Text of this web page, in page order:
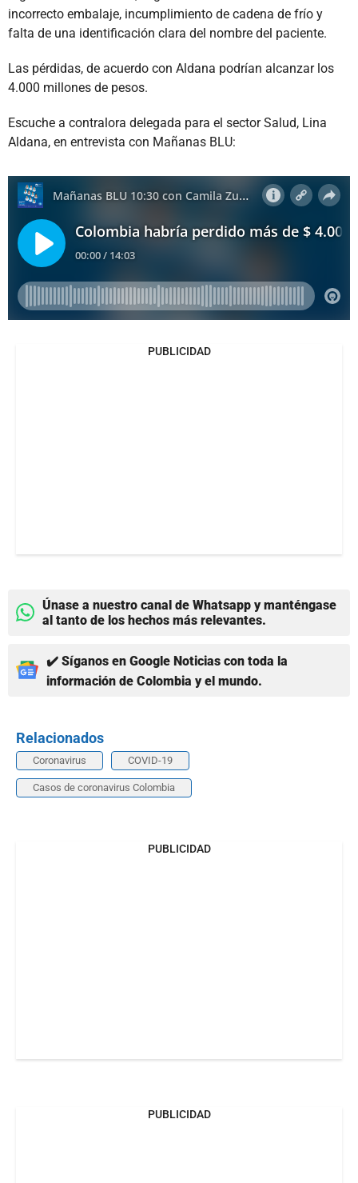
incorrecto embalaje, incumplimiento de cadena de frío y
falta de una identificación clara del nombre del paciente.
Las pérdidas, de acuerdo con Aldana podrían alcanzar los
4.000 millones de pesos.
Escuche a contralora delegada para el sector Salud, Lina
Aldana, en entrevista con Mañanas BLU:
PUBLICIDAD
Únase a nuestro canal de Whatsapp y manténgase
al tanto de los hechos más relevantes.
✔️ Síganos en Google Noticias con toda la
información de Colombia y el mundo.
Relacionados
Coronavirus COVID-19
Casos de coronavirus Colombia
PUBLICIDAD
PUBLICIDAD